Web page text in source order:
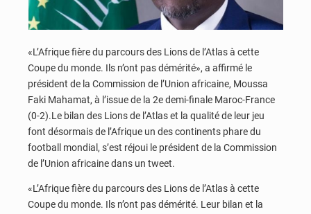
«L’Afrique fière du parcours des Lions de l’Atlas à cette
Coupe du monde. Ils n’ont pas démérité», a affirmé le
président de la Commission de l’Union africaine, Moussa
Faki Mahamat, à l’issue de la 2e demi-finale Maroc-France
(0-2).Le bilan des Lions de l’Atlas et la qualité de leur jeu
font désormais de l’Afrique un des continents phare du
football mondial, s’est réjoui le président de la Commission
de l’Union africaine dans un tweet.
«L’Afrique fière du parcours des Lions de l’Atlas à cette
Coupe du monde. Ils n’ont pas démérité. Leur bilan et la